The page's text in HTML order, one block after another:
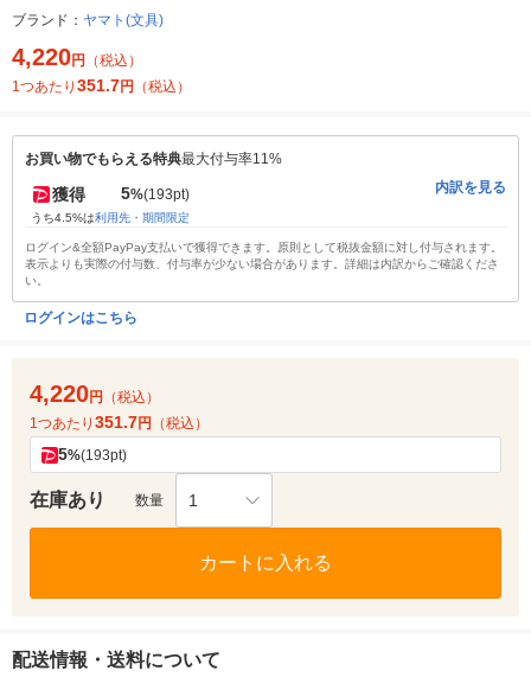
ブランド： ヤマト(文具)
4,220円
（税込）
1つあたり 351.7円 （税込）
お買い物でもらえる特典最大付与率11%
獲得 5%(193pt)
うち4.5%は利用先・期間限定
内訳を見る
ログイン&全額PayPay支払いで獲得できます。原則として税抜金額に対し付与されます。
表示よりも実際の付与数、付与率が少ない場合があります。詳細は内訳からご確認くださ
い。
ログインはこちら
4,220円
（税込）
1つあたり 351.7円 （税込）
5%(193pt)
在庫あり 数量 1
カートに入れる
配送情報・送料について